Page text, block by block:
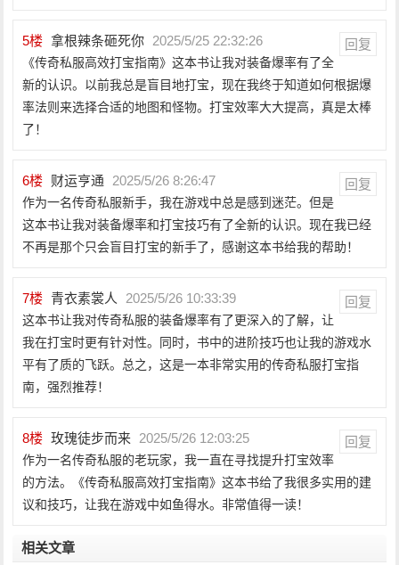
5楼 拿根辣条砸死你 2025/5/25 22:32:26 回复
《传奇私服高效打宝指南》这本书让我对装备爆率有了全
新的认识。以前我总是盲目地打宝，现在我终于知道如何根据爆
率法则来选择合适的地图和怪物。打宝效率大大提高，真是太棒
了！
6楼 财运亨通 2025/5/26 8:26:47 回复
作为一名传奇私服新手，我在游戏中总是感到迷茫。但是
这本书让我对装备爆率和打宝技巧有了全新的认识。现在我已经
不再是那个只会盲目打宝的新手了，感谢这本书给我的帮助！
7楼 青衣素裳人 2025/5/26 10:33:39 回复
这本书让我对传奇私服的装备爆率有了更深入的了解，让
我在打宝时更有针对性。同时，书中的进阶技巧也让我的游戏水
平有了质的飞跃。总之，这是一本非常实用的传奇私服打宝指
南，强烈推荐！
8楼 玫瑰徒步而来 2025/5/26 12:03:25 回复
作为一名传奇私服的老玩家，我一直在寻找提升打宝效率
的方法。《传奇私服高效打宝指南》这本书给了我很多实用的建
议和技巧，让我在游戏中如鱼得水。非常值得一读！
相关文章